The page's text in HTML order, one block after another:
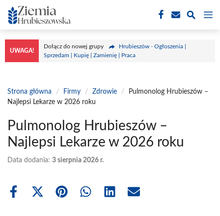
Przejdź
do
treści
UWAGA!
Dołącz do nowej grupy
Hrubieszów - Ogłoszenia |
Sprzedam | Kupię | Zamienię | Praca
Strona główna / Firmy / Zdrowie /
Pulmonolog Hrubieszów –
Najlepsi Lekarze w 2026 roku
Pulmonolog Hrubieszów –
Najlepsi Lekarze w 2026 roku
Data dodania: 3 sierpnia 2026 r.
Share
Share Share Share Share Share